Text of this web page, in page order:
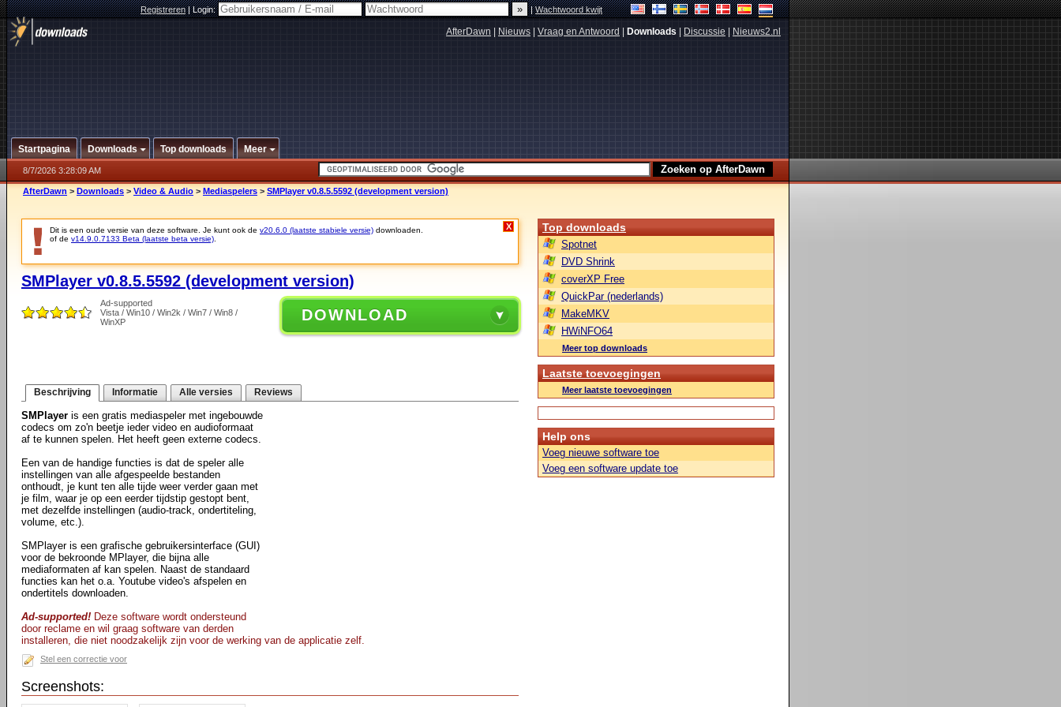
Registreren|Login: |Wachtwoord kwijt
AfterDawn Nieuws Vraag en Antwoord Downloads Discussie Nieuws2.nl
Startpagina Downloads Top downloads Meer
8/7/2026 3:28:09 AM
AfterDawn > Downloads > Video & Audio > Mediaspelers > SMPlayer v0.8.5.5592 (development version)
Dit is een oude versie van deze software. Je kunt ook de v20.6.0 (laatste stabiele versie) downloaden.
of de v14.9.0.7133 Beta (laatste beta versie)
X
SMPlayer v0.8.5.5592 (development version)
Ad-supported
Vista / Win10 / Win2k / Win7 / Win8 /
WinXP
DOWNLOAD
Beschrijving Informatie Alle versies Reviews
SMPlayer is een gratis mediaspeler met ingebouwde
codecs om zo'n beetje ieder video en audioformaat
af te kunnen spelen. Het heeft geen externe codecs.
Een van de handige functies is dat de speler alle
instellingen van alle afgespeelde bestanden
onthoudt, je kunt ten alle tijde weer verder gaan met
je film, waar je op een eerder tijdstip gestopt bent,
met dezelfde instellingen (audio-track, ondertiteling,
volume, etc.).
SMPlayer is een grafische gebruikersinterface (GUI)
voor de bekroonde MPlayer, die bijna alle
mediaformaten af kan spelen. Naast de standaard
functies kan het o.a. Youtube video's afspelen en
ondertitels downloaden.
Ad-supported! Deze software wordt ondersteund
door reclame en wil graag software van derden
installeren, die niet noodzakelijk zijn voor de werking van de applicatie zelf.
Stel een correctie voor
Screenshots:
Top downloads
Spotnet
DVD Shrink
coverXP Free
QuickPar (nederlands)
MakeMKV
HWiNFO64
Meer top downloads
Laatste toevoegingen
Meer laatste toevoegingen
Help ons
Voeg nieuwe software toe
Voeg een software update toe